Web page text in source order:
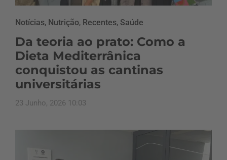
Notícias, Nutrição, Recentes, Saúde
Da teoria ao prato: Como a
Dieta Mediterrânica
conquistou as cantinas
universitárias
23 Junho, 2026 10:03